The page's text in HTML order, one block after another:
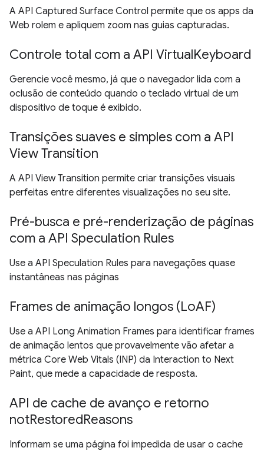
A API Captured Surface Control permite que os apps da
Web rolem e apliquem zoom nas guias capturadas.
Controle total com a API VirtualKeyboard
Gerencie você mesmo, já que o navegador lida com a
oclusão de conteúdo quando o teclado virtual de um
dispositivo de toque é exibido.
Transições suaves e simples com a API
View Transition
A API View Transition permite criar transições visuais
perfeitas entre diferentes visualizações no seu site.
Pré-busca e pré-renderização de páginas
com a API Speculation Rules
Use a API Speculation Rules para navegações quase
instantâneas nas páginas
Frames de animação longos (LoAF)
Use a API Long Animation Frames para identificar frames
de animação lentos que provavelmente vão afetar a
métrica Core Web Vitals (INP) da Interaction to Next
Paint, que mede a capacidade de resposta.
API de cache de avanço e retorno
notRestoredReasons
Informam se uma página foi impedida de usar o cache